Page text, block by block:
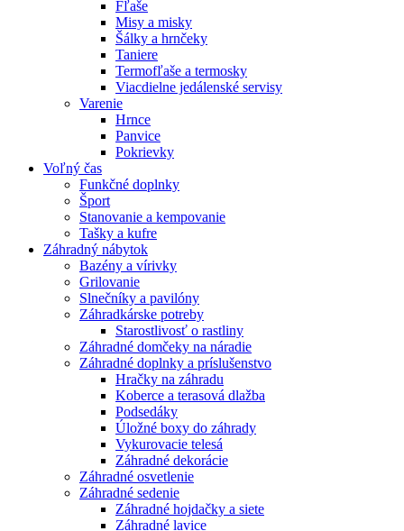
Fľaše
Misy a misky
Šálky a hrnčeky
Taniere
Termofľaše a termosky
Viacdielne jedálenské servisy
Varenie
Hrnce
Panvice
Pokrievky
Voľný čas
Funkčné doplnky
Šport
Stanovanie a kempovanie
Tašky a kufre
Záhradný nábytok
Bazény a vírivky
Grilovanie
Slnečníky a pavilóny
Záhradkárske potreby
Starostlivosť o rastliny
Záhradné domčeky na náradie
Záhradné doplnky a príslušenstvo
Hračky na záhradu
Koberce a terasová dlažba
Podsedáky
Úložné boxy do záhrady
Vykurovacie telesá
Záhradné dekorácie
Záhradné osvetlenie
Záhradné sedenie
Záhradné hojdačky a siete
Záhradné lavice